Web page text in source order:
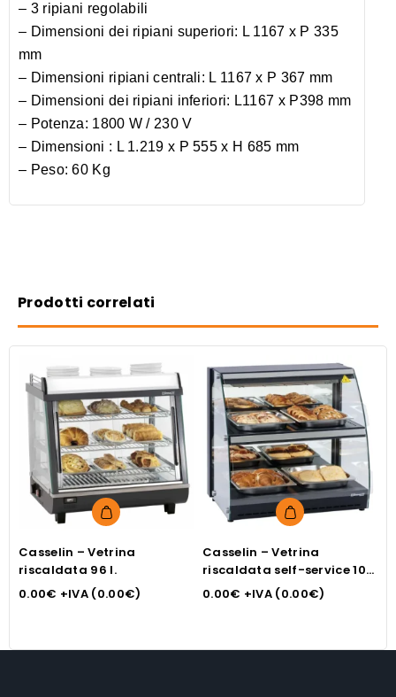
– 3 ripiani regolabili
– Dimensioni dei ripiani superiori: L 1167 x P 335
mm
– Dimensioni ripiani centrali: L 1167 x P 367 mm
– Dimensioni dei ripiani inferiori: L1167 x P398 mm
– Potenza: 1800 W / 230 V
– Dimensioni : L 1.219 x P 555 x H 685 mm
– Peso: 60 Kg
Prodotti correlati
Casselin – Vetrina
riscaldata 96 l.
0.00€ +IVA (0.00€)
Casselin – Vetrina
riscaldata self-service 100
l.
0.00€ +IVA (0.00€)